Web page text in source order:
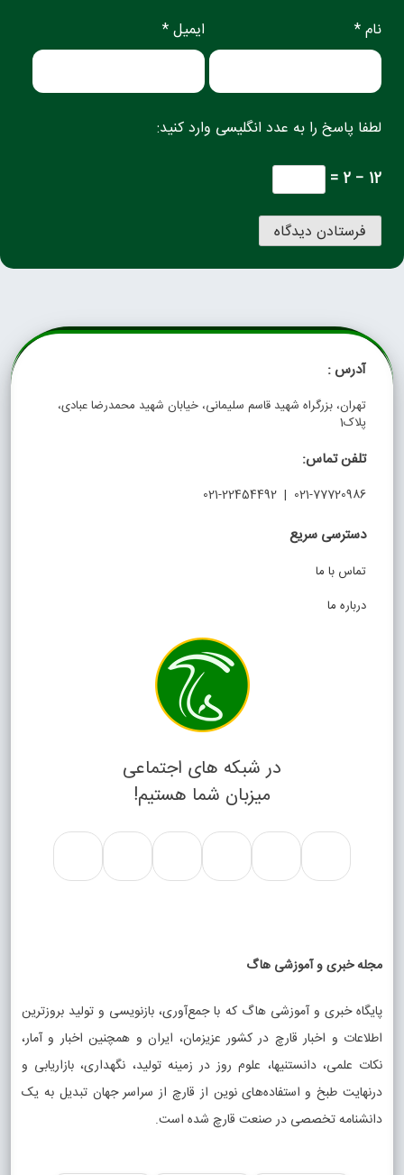
نام * ایمیل *
لطفا پاسخ را به عدد انگلیسی وارد کنید:
12 − 2 =
آدرس :
تهران، بزرگراه شهید قاسم سلیمانی، خیابان شهید محمدرضا عبادی،
پلاک1
تلفن تماس:
021-77720986 | 021-22454492
دسترسی سریع
تماس با ما
درباره ما
در شبکه های اجتماعی
میزبان شما هستیم!
مجله خبری و آموزشی هاگ
پایگاه خبری و آموزشی هاگ که با جمع‌آوری، بازنویسی و تولید بروزترین
اطلاعات و اخبار قارچ در کشور عزیزمان، ایران و همچنین اخبار و آمار،
نکات علمی، دانستنیها، علوم روز در زمینه تولید، نگهداری، بازاریابی و
درنهایت طبخ و استفاده‌های نوین از قارچ از سراسر جهان تبدیل به یک
دانشنامه تخصصی در صنعت قارچ شده است.